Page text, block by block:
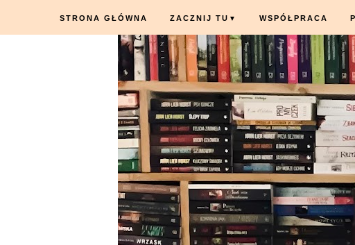
STRONA GŁÓWNA ZACZNIJ TU ▼ WSPÓŁPRACA